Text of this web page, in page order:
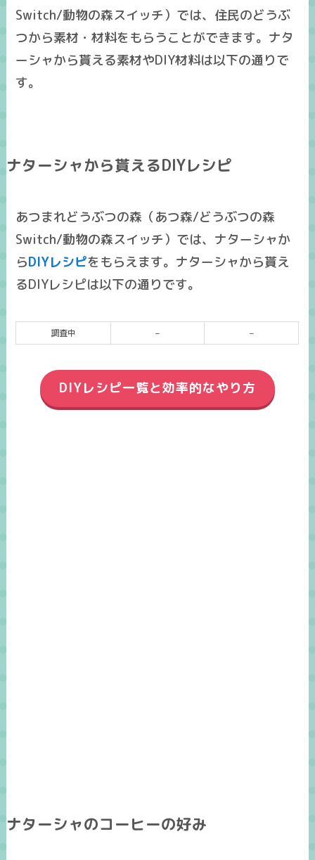
Switch/動物の森スイッチ）では、住民のどうぶ
つから素材・材料をもらうことができます。ナタ
ーシャから貰える素材やDIY材料は以下の通りで
す。
ナターシャから貰えるDIYレシピ
あつまれどうぶつの森（あつ森/どうぶつの森
Switch/動物の森スイッチ）では、ナターシャか
らDIYレシピをもらえます。ナターシャから貰え
るDIYレシピは以下の通りです。
調査中 – –
DIYレシピ一覧と効率的なやり方
ナターシャのコーヒーの好み